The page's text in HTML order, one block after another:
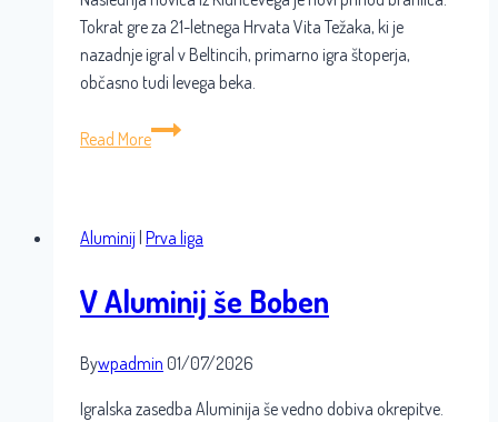
Tokrat gre za 21-letnega Hrvata Vita Težaka, ki je
nazadnje igral v Beltincih, primarno igra štoperja,
občasno tudi levega beka.
Read More
Ni
še
v
Aluminij | Prva liga
V Aluminij še Boben
Bywpadmin 01/07/2026
Igralska zasedba Aluminija še vedno dobiva okrepitve.